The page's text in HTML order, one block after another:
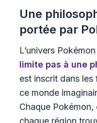
Une
portée par
L’univers
limite pas à une
est inscrit dans les
ce monde
Chaque
chaque région